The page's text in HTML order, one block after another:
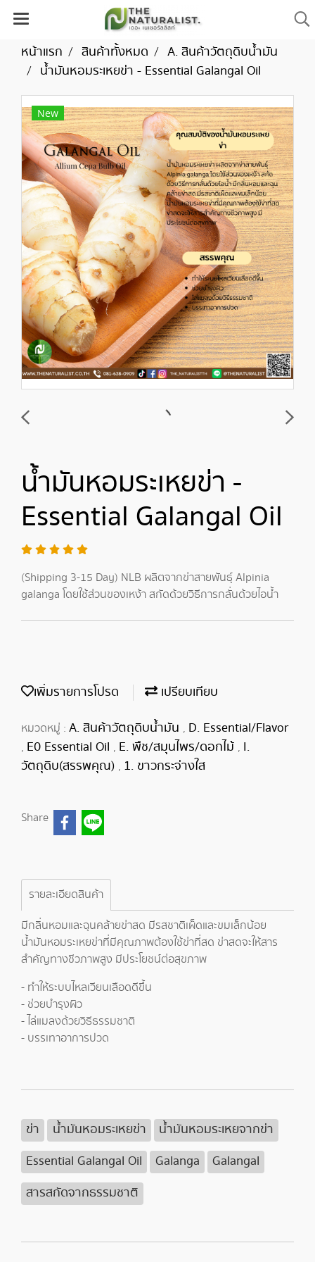
หน้าแรก สินค้าทั้งหมด
A. สินค้าวัตถุดิบน้ำมัน
น้ำมันหอมระเหยข่า - Essential Galangal Oil
New
น้ำมันหอมระเหยข่า -
Essential Galangal Oil
(Shipping 3-15 Day) NLB ผลิตจากข่าสายพันธุ์ Alpinia
galanga โดยใช้ส่วนของเหง้า สกัดด้วยวิธีการกลั่นด้วยไอน้ำ
เพิ่มรายการโปรด เปรียบเทียบ
หมวดหมู่ : A. สินค้าวัตถุดิบน้ำมัน , D. Essential/Flavor
, E0 Essential Oil , E. พืช/สมุนไพร/ดอกไม้ , I.
วัตถุดิบ(สรรพคุณ) , 1. ขาวกระจ่างใส
Share
รายละเอียดสินค้า
มีกลิ่นหอมและฉุนคล้ายข่าสด มีรสชาติเผ็ดและขมเล็กน้อย
น้ำมันหอมระเหยข่าที่มีคุณภาพต้องใช้ข่าที่สด ข่าสดจะให้สาร
สำคัญทางชีวภาพสูง มีประโยชน์ต่อสุขภาพ
- ทำให้ระบบไหลเวียนเลือดดีขึ้น
- ช่วยบำรุงผิว
- ไล่แมลงด้วยวิธีธรรมชาติ
- บรรเทาอาการปวด
ข่า น้ำมันหอมระเหยข่า
น้ำมันหอมระเหยจากข่า
Essential Galangal Oil
Galanga
Galangal
สารสกัดจากธรรมชาติ